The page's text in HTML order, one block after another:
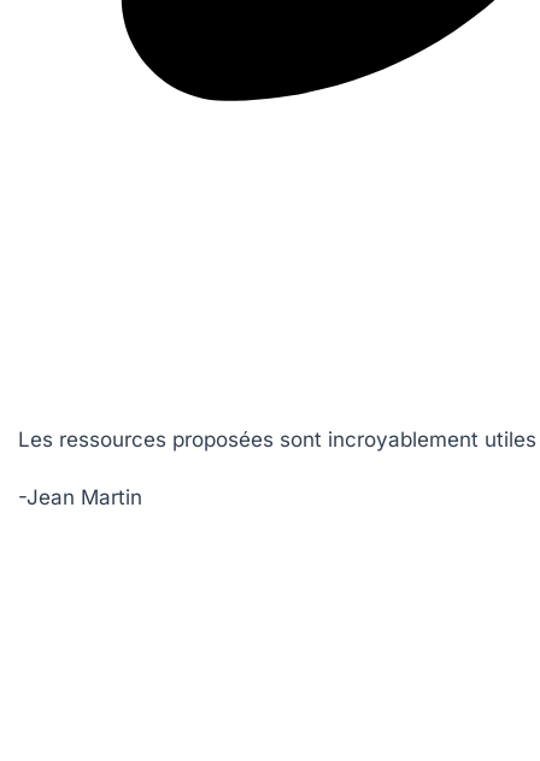
Les ressources proposées sont incroyablement
-Jean Martin